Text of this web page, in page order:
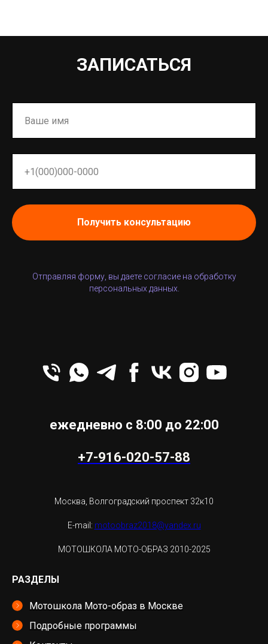
ЗАПИСАТЬСЯ
Получить консультацию
Отправляя форму, вы даете согласие на обработку
персональных данных.
ежедневно с 8:00 до 22:00
+7-916-020-57-88
Москва, Волгоградский проспект 32к10
E-mail: motoobraz2018@yandex.ru
МОТОШКОЛА МОТО-ОБРАЗ 2010-2025
РАЗДЕЛЫ
Мотошкола Мото-образ в Москве
Подробные программы